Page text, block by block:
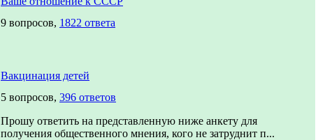
9 вопросов, 1822 ответа
Вакцинация детей
5 вопросов, 396 ответов
Прошу ответить на представленную ниже анкету для
получения общественного мнения, кого не затруднит п...